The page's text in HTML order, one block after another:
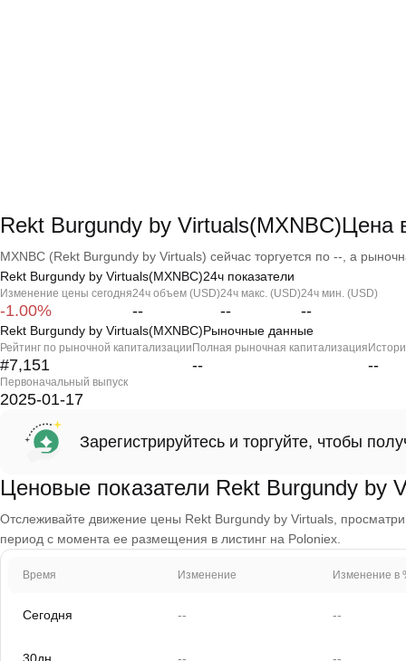
Rekt Burgundy by Virtuals(MXNBC)Цена
MXNBC (Rekt Burgundy by Virtuals) сейчас торгуется по --, а
Rekt Burgundy by Virtuals(MXNBC)24ч показатели
Изменение цены сегодня
-1.00%
24ч объем (USD)
--
24ч макс. (USD)
--
24ч мин. (USD)
--
Rekt Burgundy by Virtuals(MXNBC)Рыночные данные
Рейтинг по рыночной капитализации
#7,151
Полная рыночная капитализация
-- --
Первоначальный выпуск
2025-01-17
Зарегистрируйтесь и торгуйте, чтобы
Ценовые показатели Rekt Burgundy by
Отслеживайте движение цены Rekt Burgundy by Virtuals,
период с момента ее размещения в листинг на Poloniex.
Время Изменение Изменение в
Сегодня -- --